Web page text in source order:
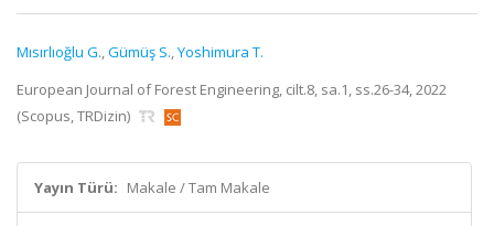
Mısırlıoğlu G.,Gümüş S.,Yoshimura T.
European Journal of Forest Engineering, cilt.8, sa.1, ss.26-34, 2022
(Scopus, TRDizin)
Yayın Türü: Makale / Tam Makale